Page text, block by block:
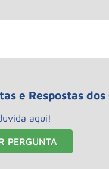
e Respostas
aqui!
PERGUNTA